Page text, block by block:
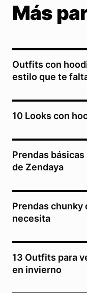
Más
Outfits con
estilo que te
10 Looks con
Prendas
de Zendaya
Prendas chunky
necesita
13 Outfits para
en invierno